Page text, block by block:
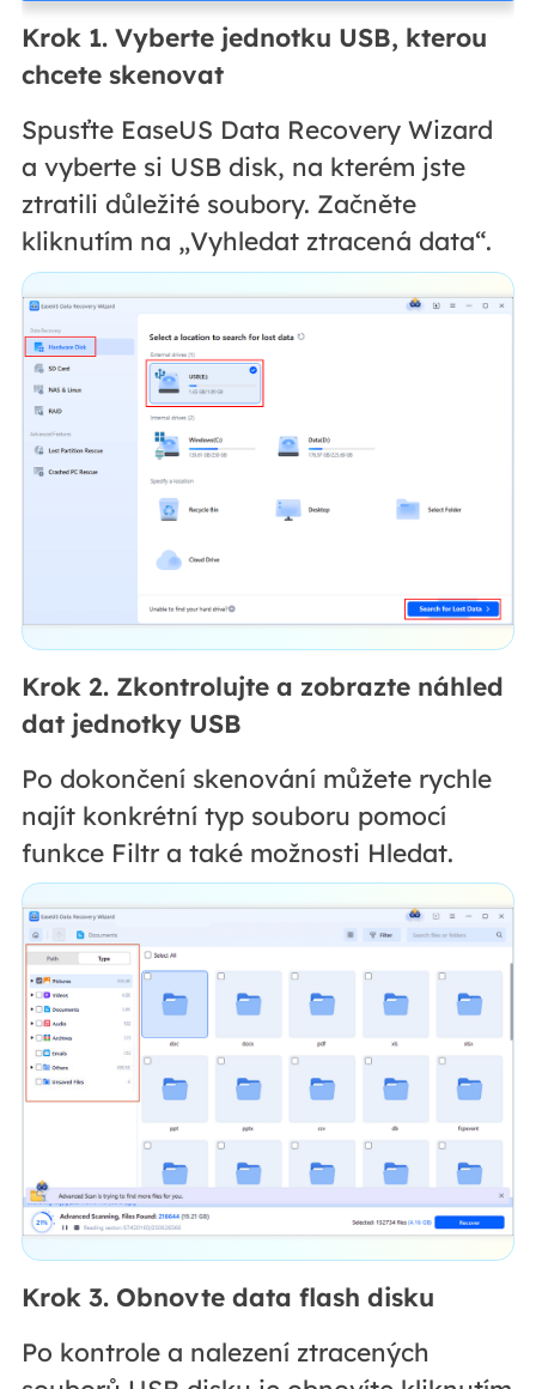
Krok 1. Vyberte jednotku USB, kterou
chcete skenovat
Spusťte EaseUS Data Recovery Wizard
a vyberte si USB disk, na kterém jste
ztratili důležité soubory. Začněte
kliknutím na „Vyhledat ztracená data“.
Krok 2. Zkontrolujte a zobrazte náhled
dat jednotky USB
Po dokončení skenování můžete rychle
najít konkrétní typ souboru pomocí
funkce Filtr a také možnosti Hledat.
Krok 3. Obnovte data flash disku
Po kontrole a nalezení ztracených